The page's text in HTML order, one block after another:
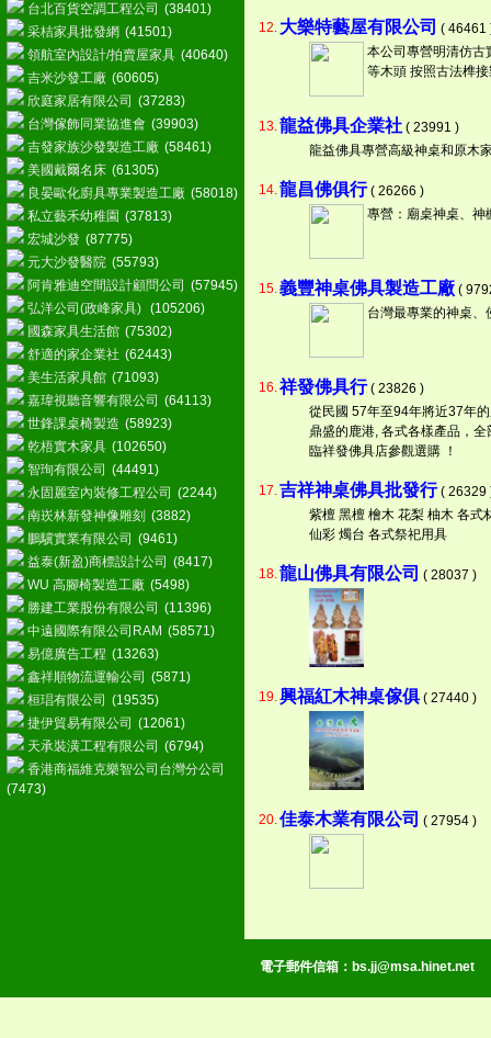
台北百貨空調工程公司 (38401)
采桔家具批發網 (41501)
領航室內設計/拍賣屋家具 (40640)
吉米沙發工廠 (60605)
欣庭家居有限公司 (37283)
台灣傢飾同業協進會 (39903)
吉發家族沙發製造工廠 (58461)
美國戴爾名床 (61305)
良晏歐化廚具專業製造工廠 (58018)
私立藝禾幼稚園 (37813)
宏城沙發 (87775)
元大沙發醫院 (55793)
阿肯雅迪空間設計顧問公司 (57945)
弘洋公司(政峰家具) (105206)
國森家具生活館 (75302)
舒適的家企業社 (62443)
美生活家具館 (71093)
嘉瑋視聽音響有限公司 (64113)
世鋒課桌椅製造 (58923)
乾梧實木家具 (102650)
智珣有限公司 (44491)
永固麗室內裝修工程公司 (2244)
南崁林新發神像雕刻 (3882)
鵬驥實業有限公司 (9461)
益泰(新盈)商標設計公司 (8417)
WU 高腳椅製造工廠 (5498)
勝建工業股份有限公司 (11396)
中遠國際有限公司RAM (58571)
易億廣告工程 (13263)
鑫祥順物流運輸公司 (5871)
桓琩有限公司 (19535)
捷伊貿易有限公司 (12061)
天承裝潢工程有限公司 (6794)
香港商福維克樂智公司台灣分公司
(7473)
12. 大樂特藝屋有限公司 ( 46461
本公司專營明清仿古
等木頭 按照古法榫
13.龍益佛具企業社 ( 23991 )
龍益佛具專營高級神桌和原木
14.龍昌佛俱行( 26266 )
專營：廟桌神桌、神
15.義豐神桌佛具製造工廠 (
台灣最專業的神桌
16.祥發佛具行( 23826 )
從民國 57年至94年將近37年
鼎盛的鹿港, 各式各樣產品，
臨祥發佛具店參觀選購 ！
17.吉祥神桌佛具批發行( 26329
紫檀 黑檀 檜木 花梨 柚木 各式
仙彩 燭台 各式祭祀用具
18.龍山佛具有限公司 ( 28037 )
19.興福紅木神桌傢俱( 27440 )
20.佳泰木業有限公司 ( 27954 )
電子郵件信箱： bs.jj@msa.hinet.net